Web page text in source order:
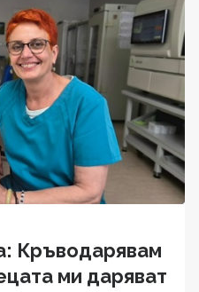
Кръводарявам
ми даряват